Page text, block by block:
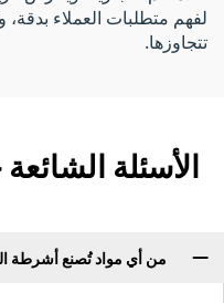
لفهم متطلبات العملاء بدقة،
تتجاوزها.
الأسئلة
من أي مواد تُصنع أشرطة